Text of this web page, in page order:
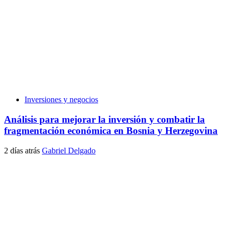
Inversiones y negocios
Análisis para mejorar la inversión y combatir la
fragmentación económica en Bosnia y Herzegovina
2 días atrás Gabriel Delgado